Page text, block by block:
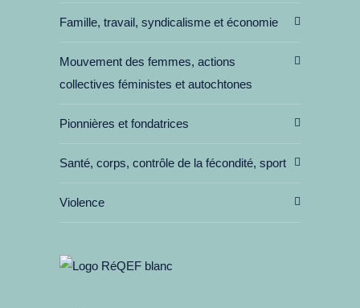
Famille, travail, syndicalisme et économie
Mouvement des femmes, actions
collectives féministes et autochtones
Pionnières et fondatrices
Santé, corps, contrôle de la fécondité, sport
Violence